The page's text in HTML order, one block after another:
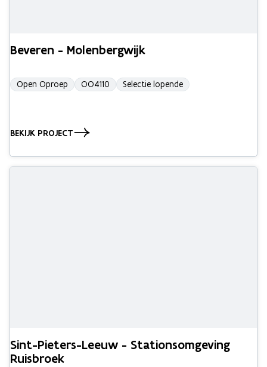
Beveren - Molenbergwijk
Open Oproep OO4110 Selectie lopende
BEKIJK PROJECT
Sint-Pieters-Leeuw - Stationsomgeving
Ruisbroek